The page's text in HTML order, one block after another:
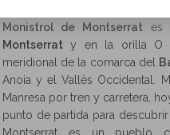
Monistrol de Montserrat es
Montserrat y en la orilla O
meridional de la comarca del
Anoia y el Vallès Occidental.
Manresa por tren y carretera,
punto de partida para